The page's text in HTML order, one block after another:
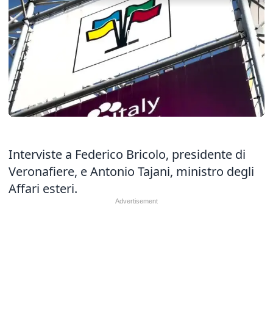
Interviste a Federico Bricolo, presidente di
Veronafiere, e Antonio Tajani, ministro degli
Affari esteri.